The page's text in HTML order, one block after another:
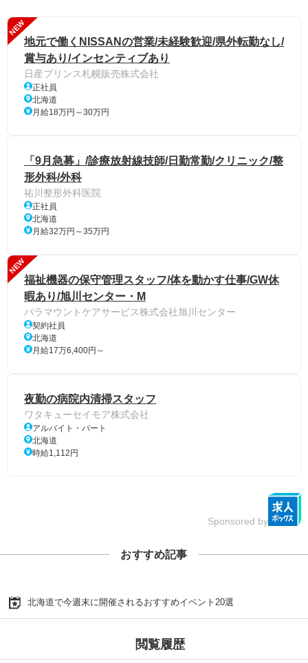
NEW
地元で働くNISSANの営業/未経験歓迎/県外転勤なし/
賞与あり/インセンティブあり
日産プリンス札幌販売株式会社
正社員
北海道
月給18万円～30万円
「9月急募」/診療放射線技師/日勤常勤/クリニック/整
形外科/外科
祐川整形外科医院
正社員
北海道
月給32万円～35万円
NEW
福祉機器の保守管理スタッフ/体を動かす仕事/GW休
暇あり/旭川センター・M
パラマウントケアサービス株式会社旭川センター
契約社員
北海道
月給17万6,400円～
夜勤の病院内清掃スタッフ
ワタキューセイモア株式会社
アルバイト・パート
北海道
時給1,112円
Sponsored by
おすすめ記事
北海道で今週末に開催されるおすすめイベント20選
閲覧履歴